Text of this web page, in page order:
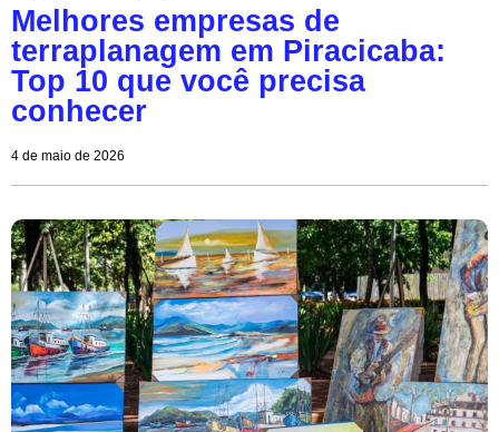
Melhores empresas de
terraplanagem em Piracicaba:
Top 10 que você precisa
conhecer
4 de maio de 2026